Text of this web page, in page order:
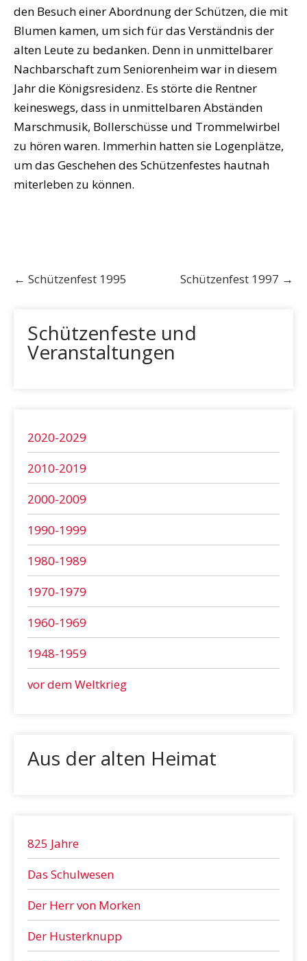
den Besuch einer Abordnung der Schützen, die mit
Blumen kamen, um sich für das Verständnis der
alten Leute zu bedanken. Denn in unmittelbarer
Nachbarschaft zum Seniorenheim war in diesem
Jahr die Königsresidenz. Es störte die Rentner
keineswegs, dass in unmittelbaren Abständen
Marschmusik, Bollerschüsse und Trommelwirbel
zu hören waren. Immerhin hatten sie Logenplätze,
um das Geschehen des Schützenfestes hautnah
miterleben zu können.
Post
navigation
← Schützenfest 1995 Schützenfest 1997 →
Schützenfeste und
Veranstaltungen
2020-2029
2010-2019
2000-2009
1990-1999
1980-1989
1970-1979
1960-1969
1948-1959
vor dem Weltkrieg
Aus der alten Heimat
825 Jahre
Das Schulwesen
Der Herr von Morken
Der Husterknupp